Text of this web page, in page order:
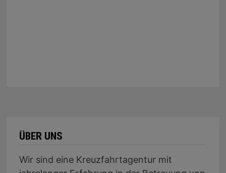
ÜBER UNS
Wir sind eine Kreuzfahrtagentur mit